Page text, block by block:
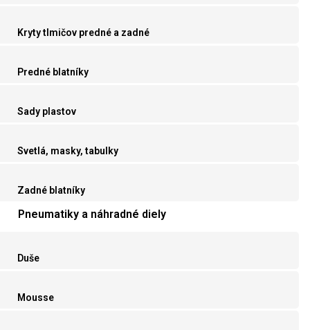
Kryty tlmičov predné a zadné
Predné blatníky
Sady plastov
Svetlá, masky, tabulky
Zadné blatníky
Pneumatiky a náhradné diely
Duše
Mousse